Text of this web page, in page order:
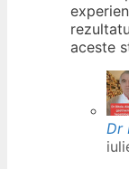
aceste
Dr